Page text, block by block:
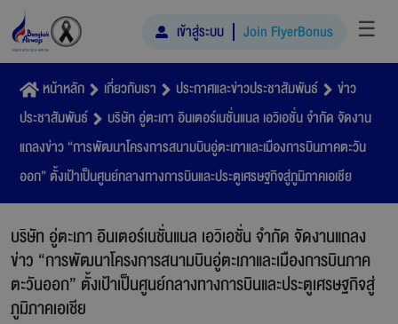
เข้าสู่ระบบ Join FlyerBonus ☰
หน้าหลัก เกี่ยวกับเรา ประกาศและข่าวประชาสัมพันธ์
ข่าว
ประชาสัมพันธ์
บริษัท อู่ตะเภา อินเตอร์เนชั่นแนล เอวิเอชั่น จำกัด จัดงาน
แถลงข่าว “การพัฒนาโครงการสนามบินอู่ตะเภาและเมืองการบินภาคตะวัน
ออก” ตั้งเป้าเป็นศูนย์กลางทางการบินและประตูเศรษฐกิจสู่ภูมิภาคเอเชีย
บริษัท อู่ตะเภา อินเตอร์เนชั่นแนล เอวิเอชั่น จำกัด จัดงานแถลง
ข่าว “การพัฒนาโครงการสนามบินอู่ตะเภาและเมืองการบินภาค
ตะวันออก” ตั้งเป้าเป็นศูนย์กลางทางการบินและประตูเศรษฐกิจสู่
ภูมิภาคเอเชีย